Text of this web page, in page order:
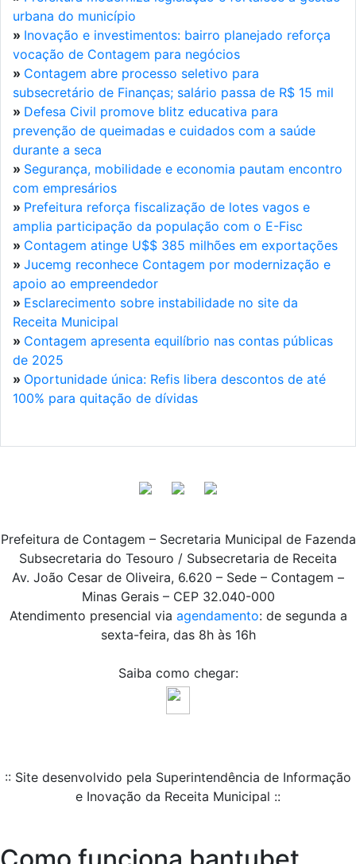
urbana do município
» Inovação e investimentos: bairro planejado reforça
vocação de Contagem para negócios
» Contagem abre processo seletivo para
subsecretário de Finanças; salário passa de R$ 15 mil
» Defesa Civil promove blitz educativa para
prevenção de queimadas e cuidados com a saúde
durante a seca
» Segurança, mobilidade e economia pautam encontro
com empresários
» Prefeitura reforça fiscalização de lotes vagos e
amplia participação da população com o E-Fisc
» Contagem atinge U$$ 385 milhões em exportações
» Jucemg reconhece Contagem por modernização e
apoio ao empreendedor
» Esclarecimento sobre instabilidade no site da
Receita Municipal
» Contagem apresenta equilíbrio nas contas públicas
de 2025
» Oportunidade única: Refis libera descontos de até
100% para quitação de dívidas
Prefeitura de Contagem – Secretaria Municipal de Fazenda
Subsecretaria do Tesouro / Subsecretaria de Receita
Av. João Cesar de Oliveira, 6.620 – Sede – Contagem –
Minas Gerais – CEP 32.040-000
Atendimento presencial via agendamento: de segunda a
sexta-feira, das 8h às 16h
Saiba como chegar:
:: Site desenvolvido pela Superintendência de Informação
e Inovação da Receita Municipal ::